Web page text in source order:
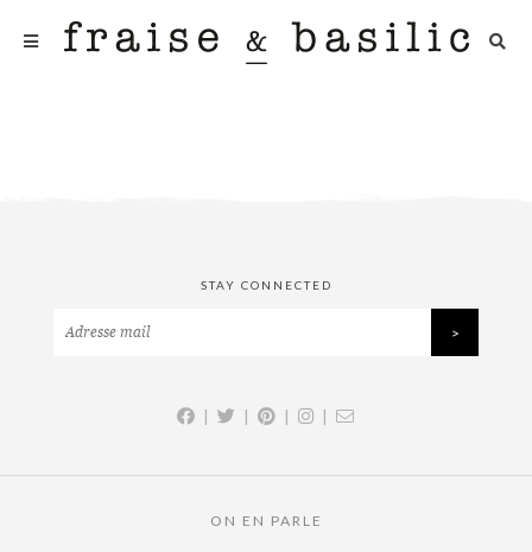
STAY CONNECTED
| | | |
ON EN PARLE